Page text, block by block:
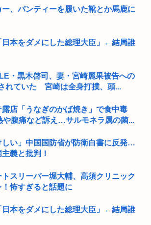
、パンティーを履いた靴とか馬鹿に
日本をダメにした総理大臣」←結局誰
・黒木啓司、妻・宮崎麗果被告への
れていた 宮崎は全身打撲、頭...
露店「うなぎのかば焼き」で食中毒
や腹痛など訴え…サルモネラ属の菌...
しい」中国国防省が防衛白書に反発…
義と批判！
トスリーパー堀大輔、高須クリニック
怖すぎると話題に
日本をダメにした総理大臣」←結局誰